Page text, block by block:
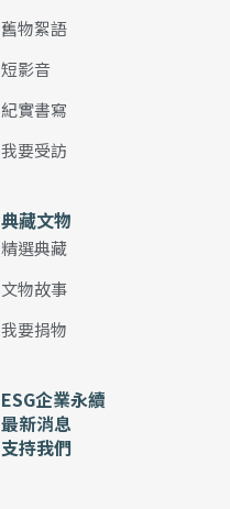
舊物絮語
短影音
紀實書寫
我要受訪
典藏文物
精選典藏
文物故事
我要捐物
ESG企業永續
最新消息
支持我們